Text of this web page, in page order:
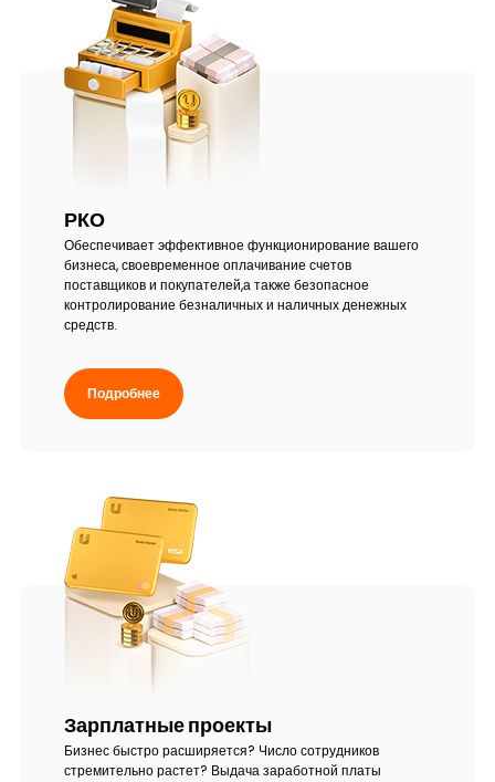
РКО
Обеспечивает эффективное функционирование вашего
бизнеса, своевременное оплачивание счетов
поставщиков и покупателей,а также безопасное
контролирование безналичных и наличных денежных
средств.
Подробнее
Зарплатные проекты
Бизнес быстро расширяется? Число сотрудников
стремительно растет? Выдача заработной платы